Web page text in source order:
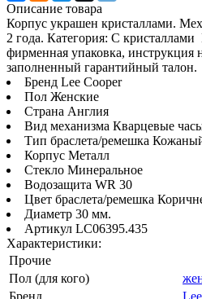
Описание товара
Корпус украшен кристаллами.
2 года. Категория: С
фирменная упаковка, инструкция
заполненный гарантийный талон.
Бренд Lee Cooper
Пол Женские
Страна Англия
Вид механизма Кварцевые
Тип браслета/ремешка
Корпус Металл
Стекло Минеральное
Водозащита WR 30
Цвет браслета/ремешка
Диаметр 30 мм.
Артикул LC06395.435
Характеристики:
Прочие
Пол (для кого)
Бренд